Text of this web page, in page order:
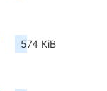
574 KiB